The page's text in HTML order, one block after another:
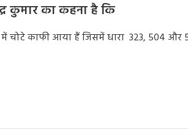
कुमार का कहना है कि
में चोटे काफी आया हैं जिसमें धारा 323, 504 और